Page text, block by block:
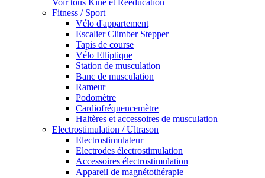
Voir tous Kiné et Rééducation
Fitness / Sport
Vélo d'appartement
Escalier Climber Stepper
Tapis de course
Vélo Elliptique
Station de musculation
Banc de musculation
Rameur
Podomètre
Cardiofréquencemètre
Haltères et accessoires de musculation
Electrostimulation / Ultrason
Electrostimulateur
Electrodes électrostimulation
Accessoires électrostimulation
Appareil de magnétothérapie